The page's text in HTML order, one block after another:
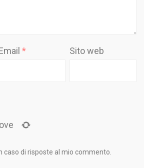
* Sito web
caso di risposte al mio commento.